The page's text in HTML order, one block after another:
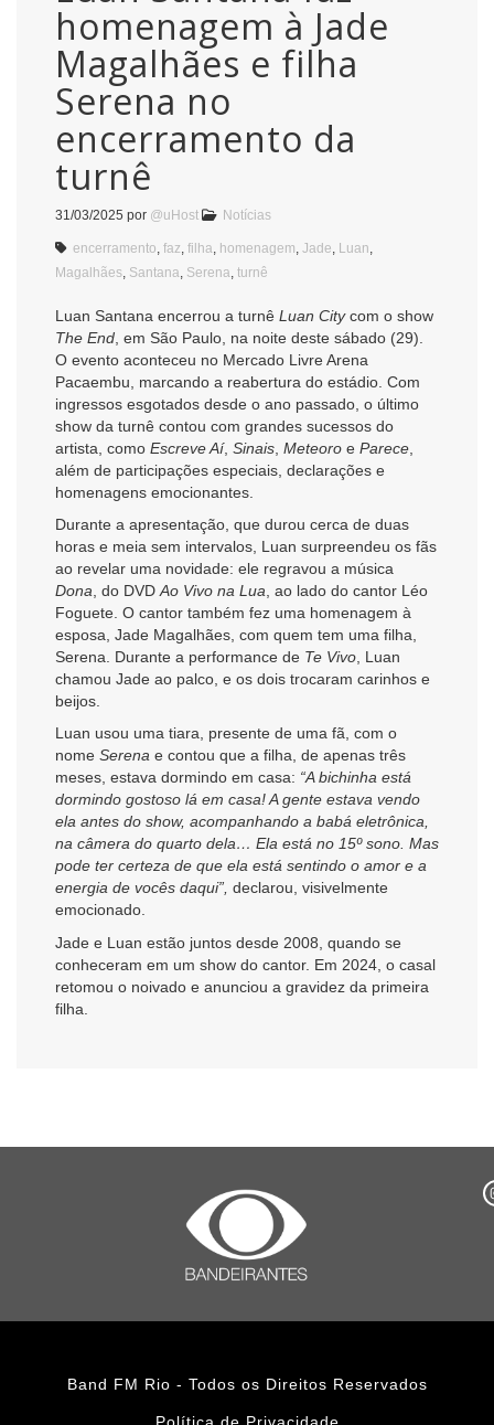
homenagem à Jade
Magalhães e filha
Serena no
encerramento da
turnê
31/03/2025 por @uHost Notícias
encerramento faz filha homenagem Jade Luan
Magalhães Santana Serena turnê
Luan Santana encerrou a turnê Luan Citycom o show
The End , em São Paulo, na noite deste sábado (29).
O evento aconteceu no Mercado Livre Arena
Pacaembu, marcando a reabertura do estádio. Com
ingressos esgotados desde o ano passado, o último
show da turnê contou com grandes sucessos do
artista, como Escreve Aí, Sinais Meteoro e Parece
além de participações especiais, declarações e
homenagens emocionantes.
Durante a apresentação, que durou cerca de duas
horas e meia sem intervalos, Luan surpreendeu os fãs
ao revelar uma novidade: ele regravou a música
Dona , do DVD Ao Vivo na Lua , ao lado do cantor Léo
Foguete. O cantor também fez uma homenagem à
esposa, Jade Magalhães, com quem tem uma filha,
Serena. Durante a performance de Te Vivo , Luan
chamou Jade ao palco, e os dois trocaram carinhos e
beijos.
Luan usou uma tiara, presente de uma fã, com o
nome Serena e contou que a filha, de apenas três
meses, estava dormindo em casa: “A bichinha está
dormindo gostoso lá em casa! A gente estava vendo
ela antes do show, acompanhando a babá eletrônica,
na câmera do quarto dela… Ela está no 15º sono. Mas
pode ter certeza de que ela está sentindo o amor e a
energia de vocês daqui”, declarou, visivelmente
emocionado.
Jade e Luan estão juntos desde 2008, quando se
conheceram em um show do cantor. Em 2024, o casal
retomou o noivado e anunciou a gravidez da primeira
filha.
Band FM Rio - Todos os Direitos Reservados
Política de Privacidade